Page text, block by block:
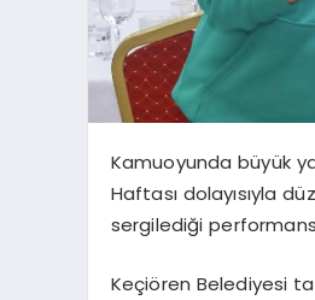
Kamuoyunda büyük
Haftası dolayısıyla
sergilediği
Keçiören Belediyesi